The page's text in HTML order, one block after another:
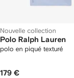
Nouvelle collection
Polo Ralph Lauren
polo en piqué texturé
179 €